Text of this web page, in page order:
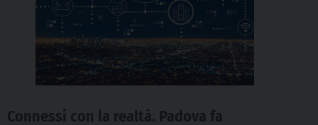
Connessi con la realtà. Padova fa